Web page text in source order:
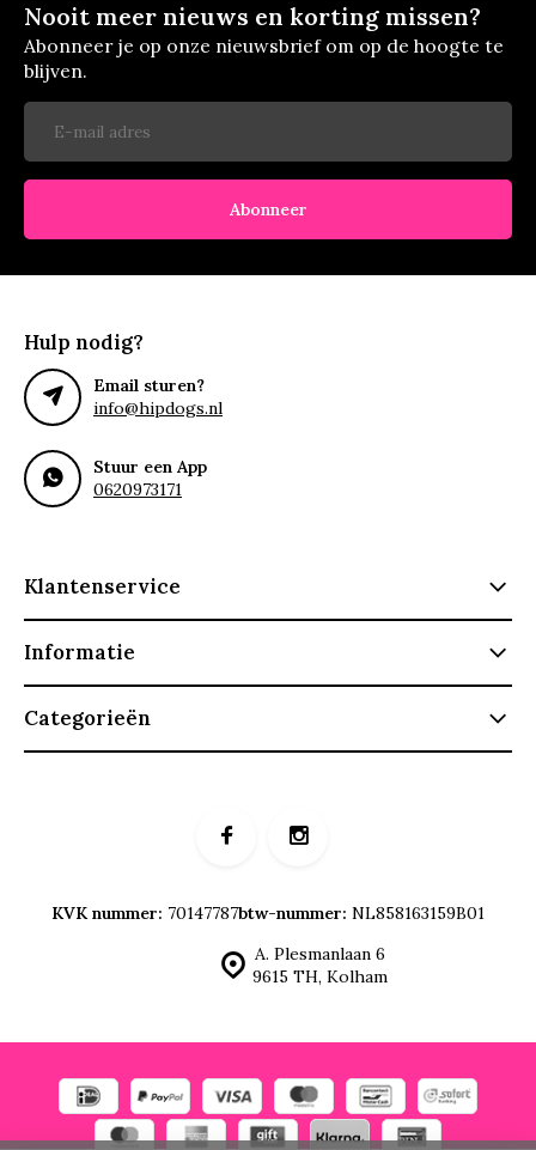
Nooit meer nieuws en korting missen?
Abonneer je op onze nieuwsbrief om op de hoogte te
blijven.
Abonneer
Hulp nodig?
Email sturen?
info@hipdogs.nl
Stuur een App
0620973171
Klantenservice
Informatie
Categorieën
A. Plesmanlaan 6
9615 TH, Kolham
KVK nummer: 70147787btw-nummer: NL858163159B01